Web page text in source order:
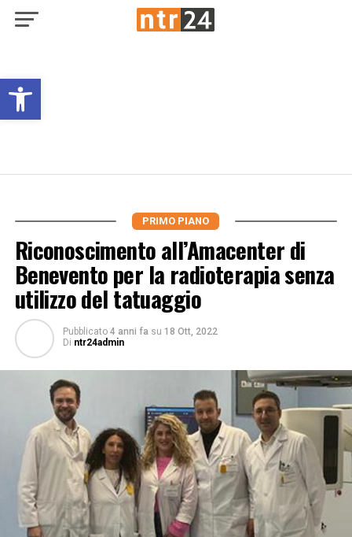
Open toolbar
PRIMO PIANO
Riconoscimento all’Amacenter di
Benevento per la radioterapia senza
utilizzo del tatuaggio
Pubblicato 4 anni fa su 18 Ott, 2022
Di ntr24admin